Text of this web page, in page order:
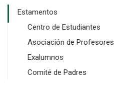
Estamentos
Centro de Estudiantes
Asociación de Profesores
Exalumnos
Comité de Padres